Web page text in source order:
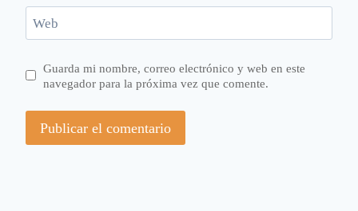
Web
Guarda mi nombre, correo electrónico y web en este
navegador para la próxima vez que comente.